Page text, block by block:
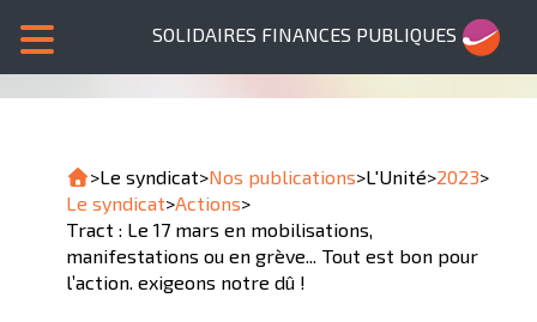
SOLIDAIRES FINANCES PUBLIQUES
>Le syndicat>Nos publications>L'Unité>2023>
Le syndicat>Actions>
Tract : Le 17 mars en mobilisations,
manifestations ou en grève... Tout est bon pour
l’action. exigeons notre dû !